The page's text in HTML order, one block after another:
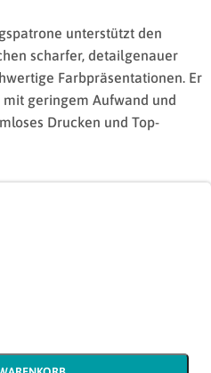
unterstützt den
scharfer, detailgenauer
Farbpräsentationen. Er
geringem Aufwand und
Drucken und Top-